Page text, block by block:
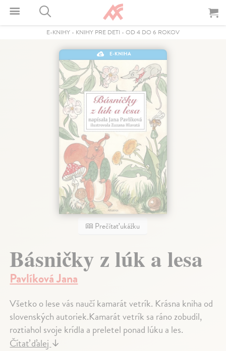
E-KNIHY - KNIHY PRE DETI - OD 4 DO 6 ROKOV
E-KNIHA
Prečítať ukážku
Básničky z lúk a lesa
Pavlíková Jana
Všetko o lese vás naučí kamarát vetrík. Krásna kniha od
slovenských autoriek.Kamarát vetrík sa ráno zobudil,
roztiahol svoje krídla a preletel ponad lúku a les.
Čítať ďalej↓